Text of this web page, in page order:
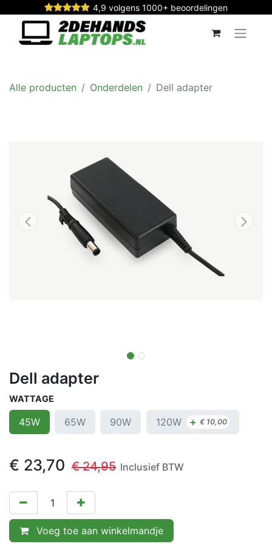
4,9 volgens 1000+ beoordelingen
Alle producten Onderdelen Dell adapter
Dell adapter
WATTAGE
45W 65W 90W 120W + € 10,00
€ 23,70 €24,95 Inclusief BTW
Voeg toe aan winkelmandje